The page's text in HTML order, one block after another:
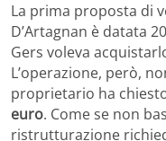
La prima proposta di
D’Artagnan è datata
Gers voleva
L’operazione, però,
proprietario ha
euro. Come se non
ristrutturazione